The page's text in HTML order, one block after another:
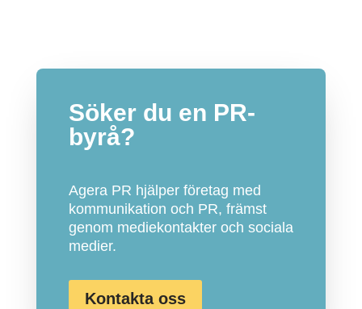
Söker du en PR-
byrå?
Agera PR hjälper företag med
kommunikation och PR, främst
genom mediekontakter och sociala
medier.
Kontakta oss